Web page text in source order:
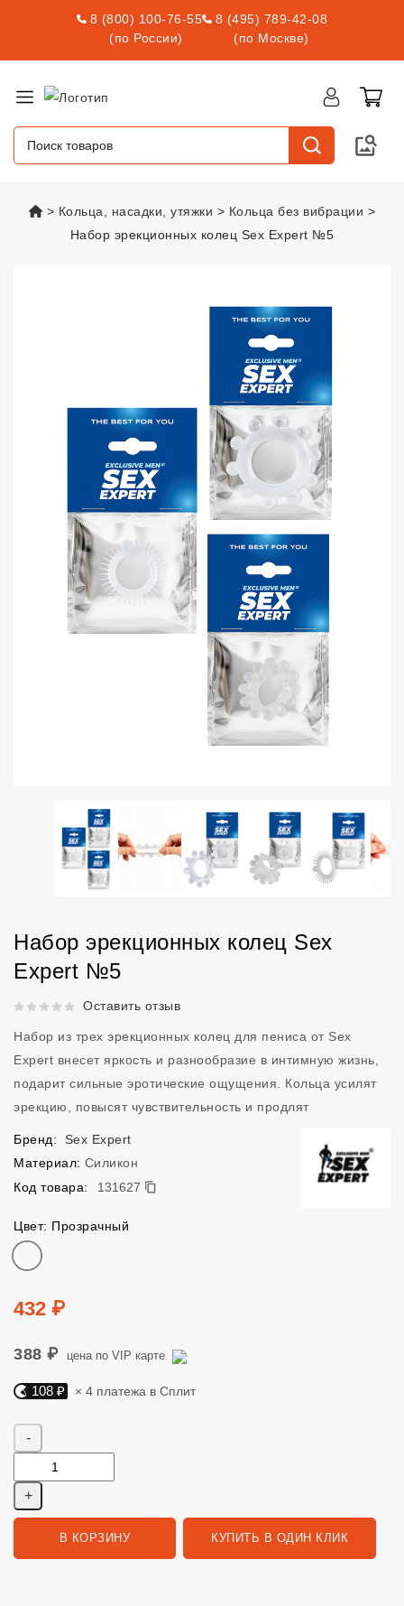
8 (800) 100-76-55
(по России)
8 (495) 789-42-08
(по Москве)
vsexshop.ru
Кольца, насадки, утяжки
Кольца без вибрации
Набор эрекционных колец Sex Expert №5
Набор эрекционных колец Sex
Expert №5
Рейтинг 5 из 5.Оставить отзыв
Набор из трех эрекционных колец для пениса от Sex
Expert внесет яркость и разнообразие в интимную жизнь,
подарит сильные эротические ощущения. Кольца усилят
эрекцию, повысят чувствительность и продлят
Бренд:
Sex Expert
Материал: Силикон
Код товара:
131627
131627
Цвет: Прозрачный
Цвет
Цена
432 ₽
388 ₽ цена по VIP карте
Яндекс Сплит. 108 руб, 4 платежа в Сплит
108 ₽ × 4 платежа в Сплит
В КОРЗИНУ КУПИТЬ В ОДИН КЛИК